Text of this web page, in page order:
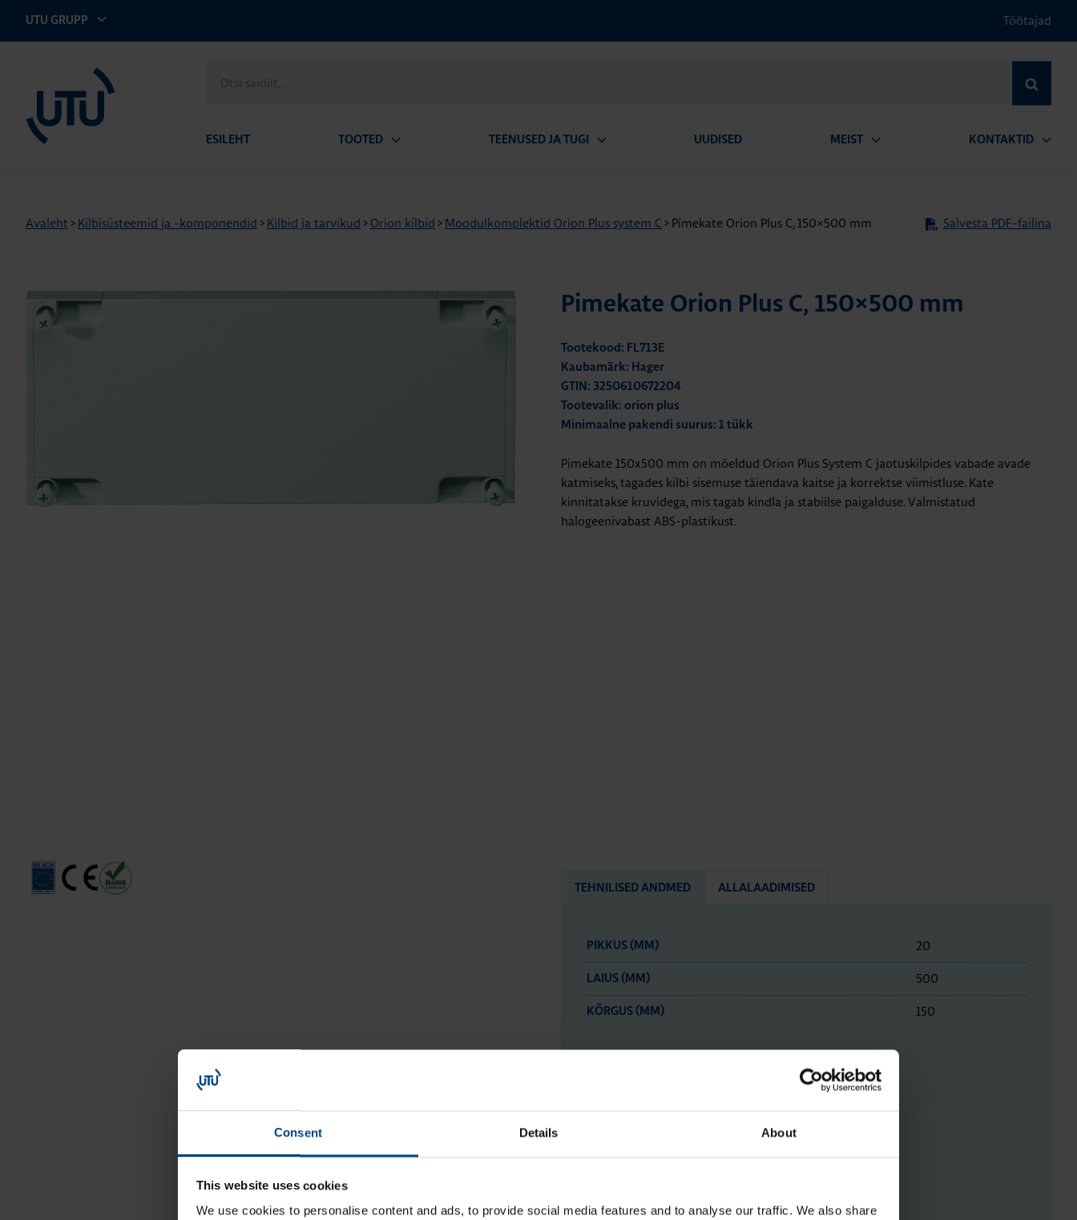
Consent Details About
This website uses cookies
We use cookies to personalise content and ads, to provide social media features and to analyse our traffic. We also share
UTU GRUPP Töötajad
saidilt
ESILEHT TOOTED TEENUSED JA TUGI UUDISED MEIST KONTAKTID
Avaleht > Kilbisüsteemid ja -komponendid > Kilbid ja tarvikud > Orion kilbid > Moodulkomplektid Orion Plus system C > Pimekate Orion Plus C, 150×500 mm Salvesta PDF-failina
Pimekate Orion Plus C, 150×500 mm
Tootekood: FL713E
Kaubamärk: Hager
GTIN: 3250610672204
Tootevalik: orion plus
Minimaalne pakendi suurus: 1 tükk
Pimekate 150x500 mm on mõeldud Orion Plus System C jaotuskilpides vabade avade
katmiseks, tagades kilbi sisemuse täiendava kaitse ja korrektse viimistluse. Kate
kinnitatakse kruvidega, mis tagab kindla ja stabiilse paigalduse. Valmistatud
halogeenivabast ABS-plastikust.
TEHNILISED ANDMED ALLALAADIMISED
PIKKUS (MM) 20
LAIUS (MM) 500
KÕRGUS (MM) 150